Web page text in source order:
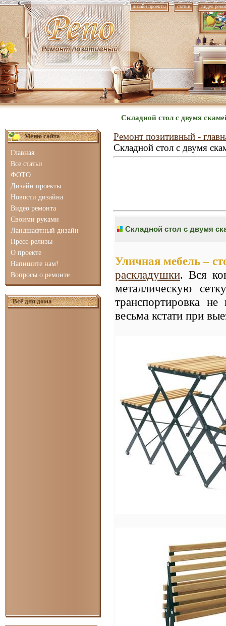
дизайн проекты статьи видео
Складной стол с двумя
Меню сайта
Главная
Все статьи
ФОТО
Дизайн проекты
Новости дизайна
Видео ремонта
Своими руками
Ландшафтный дизайн
Пресс-релизы
О проекте
Напишите нам!
Вопросы о ремонте
Всё для дома
Ремонт позитивный -
Складной стол с двумя
Складной стол с двумя
Уличная мебель –
раскладушки. Вся
металлическую
транспортировка
весьма кстати при